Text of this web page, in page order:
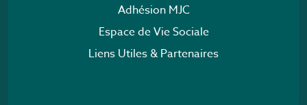
Adhésion MJC
Espace de Vie Sociale
Liens Utiles & Partenaires